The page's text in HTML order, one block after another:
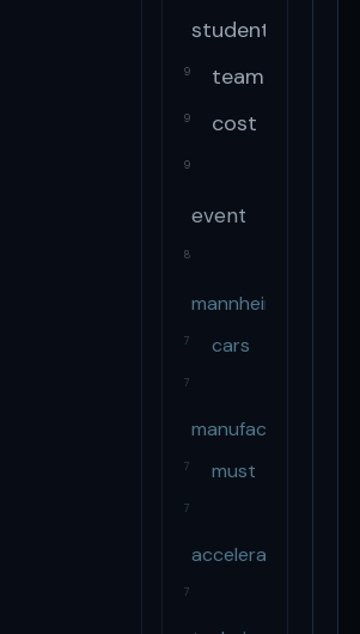
students
9 team
9 cost
9
event
8
mannheim
7 cars
7
manufacturing
7 must
7
acceleration
7